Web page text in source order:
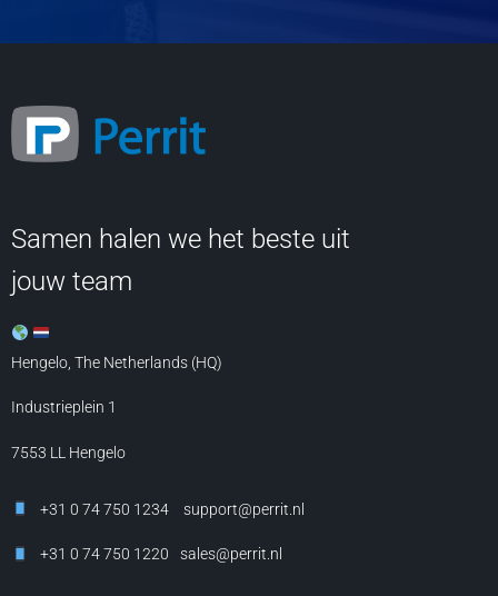
Samen halen we het beste uit
jouw team
Hengelo, The Netherlands (HQ)
Industrieplein 1
7553 LL Hengelo
+31 0 74 750 1234 support@perrit.nl
+31 0 74 750 1220 sales@perrit.nl